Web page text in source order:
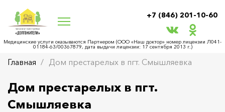
+7 (846) 201-10-60
Медицинские услуги оказываются Партнером (ООО «Наш доктор» номер лицензии Л041-
01184-63/00367879, дата выдачи лицензии: 17 сентября 2013 г.)
Главная Дом престарелых в пгт. Смышляевка
Дом престарелых в пгт.
Смышляевка